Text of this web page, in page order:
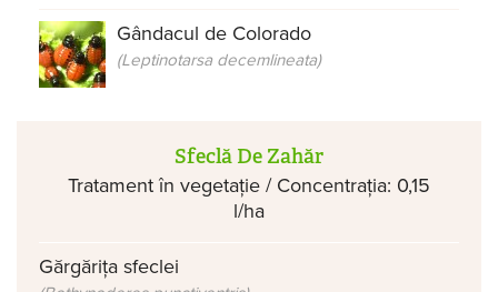
Gândacul de Colorado
(Leptinotarsa decemlineata)
Sfeclă De Zahăr
Tratament în vegetație / Concentrația: 0,15
l/ha
Gărgărița sfeclei